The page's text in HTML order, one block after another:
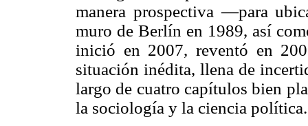
manera prospectiva —para
muro de Berlín en 1989, así
inició en 2007, reventó en
situación inédita, llena de
largo de cuatro capítulos bien
la sociología y la ciencia política.